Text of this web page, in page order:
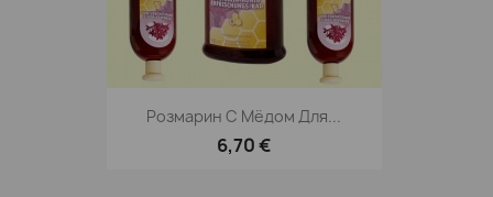
Розмарин С Мёдом Для...
6,70 €